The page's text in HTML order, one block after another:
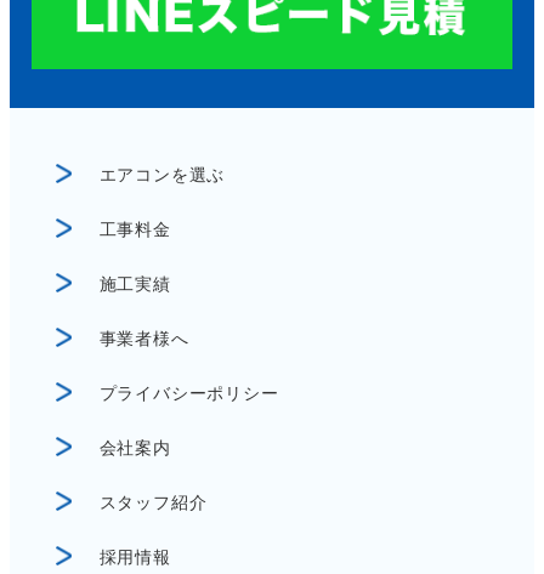
エアコンを選ぶ
工事料金
施工実績
事業者様へ
プライバシーポリシー
会社案内
スタッフ紹介
採用情報